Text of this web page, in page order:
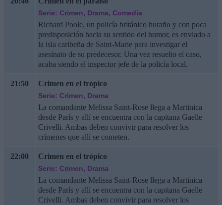
Serie: Crimen, Drama, Comedia
Richard Poole, un policía británico huraño y con poca
predisposición hacia su sentido del humor, es enviado a
la isla caribeña de Saint-Marie para investigar el
asesinato de su predecesor. Una vez resuelto el caso,
acaba siendo el inspector jefe de la policía local.
21:50 Crimen en el trópico
Serie: Crimen, Drama
La comandante Melissa Saint-Rose llega a Martinica
desde París y allí se encuentra con la capitana Gaelle
Crivelli. Ambas deben convivir para resolver los
crímenes que allí se cometen.
22:00 Crimen en el trópico
Serie: Crimen, Drama
La comandante Melissa Saint-Rose llega a Martinica
desde París y allí se encuentra con la capitana Gaelle
Crivelli. Ambas deben convivir para resolver los